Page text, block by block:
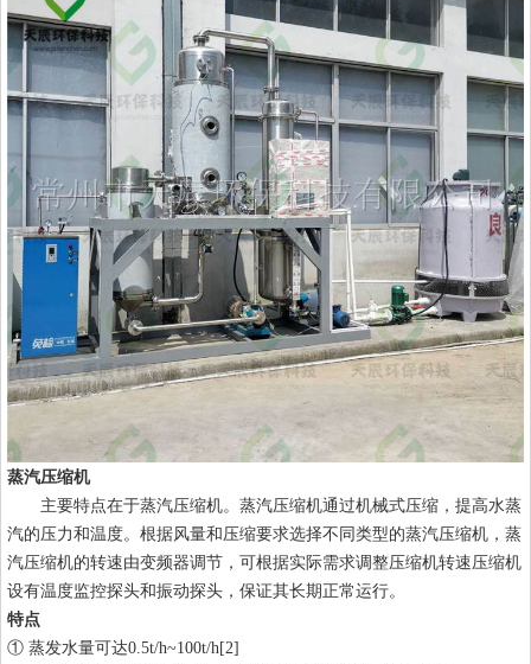
蒸汽压缩机
主要特点在于蒸汽压缩机。蒸汽压缩机通过机械式压缩，提高水蒸
汽的压力和温度。根据风量和压缩要求选择不同类型的蒸汽压缩机，蒸
汽压缩机的转速由变频器调节，可根据实际需求调整压缩机转速压缩机
设有温度监控探头和振动探头，保证其长期正常运行。
特点
① 蒸发水量可达0.5t/h~100t/h[2]